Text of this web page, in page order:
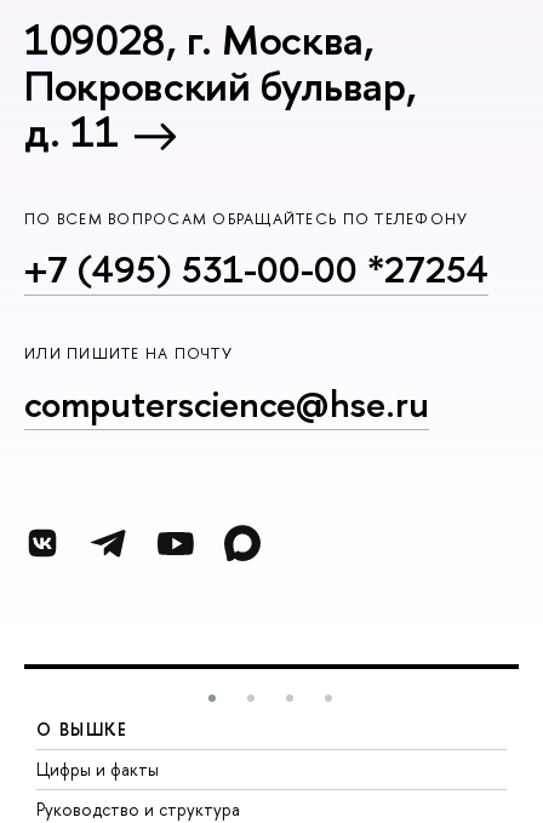
109028, г. Москва,
Покровский бульвар,
д. 11
ПО ВСЕМ ВОПРОСАМ ОБРАЩАЙТЕСЬ ПО ТЕЛЕФОНУ
+7 (495) 531-00-00 *27254
ИЛИ ПИШИТЕ НА ПОЧТУ
computerscience@hse.ru
О ВЫШКЕ
Цифры и факты
Руководство и структура